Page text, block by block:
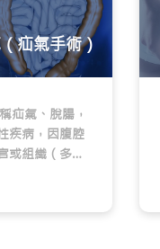
疝氣手術）
疝氣、脫腸，
疾病，因腹腔
或組織（多為
形成腫塊。